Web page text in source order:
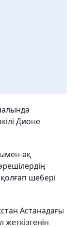
Дионе
ақ
шебері
Астанадағы